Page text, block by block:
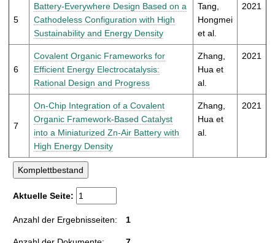
5
Battery-Everywhere Design Based on a
Cathodeless Configuration with High
Sustainability and Energy Density
Tang,
Hongmei
et al.
2021
6
Covalent Organic Frameworks for
Efficient Energy Electrocatalysis:
Rational Design and Progress
Zhang,
Hua et
al.
2021
7
On-Chip Integration of a Covalent
Organic Framework-Based Catalyst
into a Miniaturized Zn-Air Battery with
High Energy Density
Zhang,
Hua et
al.
2021
Aktuelle Seite:
Anzahl der Ergebnisseiten: 1